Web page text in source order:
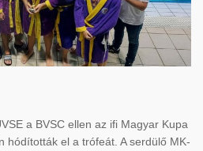
a BVSC ellen az ifi Magyar Kupa
hódították el a trófeát. A serdülő MK-